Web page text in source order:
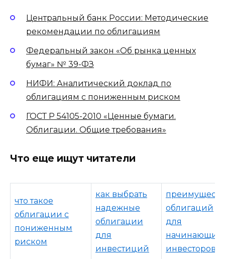
Центральный банк России: Методические
рекомендации по облигациям
Федеральный закон «Об рынка ценных
бумаг» № 39-ФЗ
НИФИ: Аналитический доклад по
облигациям с пониженным риском
ГОСТ Р 54105-2010 «Ценные бумаги.
Облигации. Общие требования»
Что еще ищут читатели
что такое
облигации с
пониженным
риском
как выбрать
надежные
облигации
для
инвестиций
облигаций
для
начинающих
инвесторов